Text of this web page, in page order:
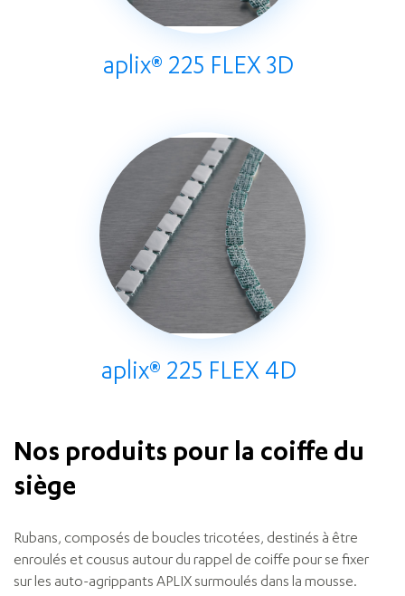
aplix® 225 FLEX 3D
aplix® 225 FLEX 4D
Nos produits pour la coiffe du
siège
Rubans, composés de boucles tricotées, destinés à être
enroulés et cousus autour du rappel de coiffe pour se fixer
sur les auto-agrippants APLIX surmoulés dans la mousse.